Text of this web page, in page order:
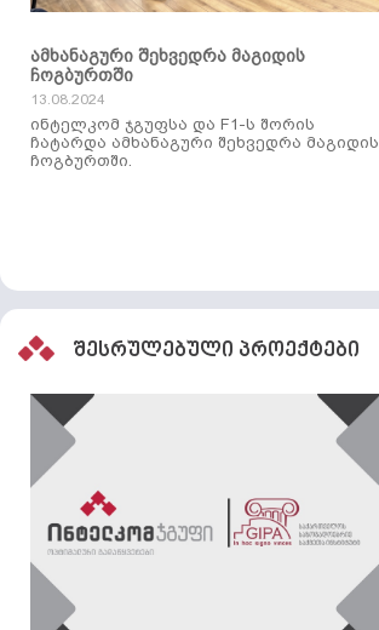
ამხანაგური შეხვედრა მაგიდის
ჩოგბურთში
13.08.2024
ინტელკომ ჯგუფსა და F1-ს შორის
ჩატარდა ამხანაგური შეხვედრა მაგიდის
ჩოგბურთში.
შესრულებული პროექტები